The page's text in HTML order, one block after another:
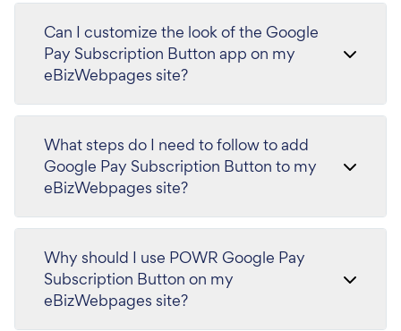
Can I customize the look of the Google
Pay Subscription Button app on my
eBizWebpages site?
What steps do I need to follow to add
Google Pay Subscription Button to my
eBizWebpages site?
Why should I use POWR Google Pay
Subscription Button on my
eBizWebpages site?